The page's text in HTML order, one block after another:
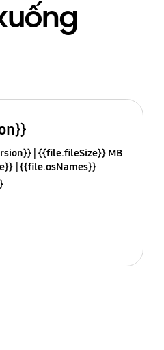
{{file.fileSize}} MB
{{file.osNames}}